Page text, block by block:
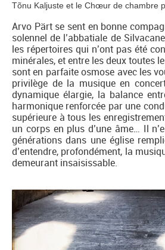
Tõnu Kaljuste et le Chœur de chambre
Arvo Pärt se sent en bonne
solennel de l’abbatiale de
les répertoires qui n’ont pas été
minérales, et entre les deux toutes
sont en parfaite osmose avec les
privilège de la musique en
dynamique élargie, la balance
harmonique renforcée par une
supérieure à tous les
un corps en plus d’une âme… Il
générations dans une église
d’entendre, profondément, la
demeurant insaisissable.